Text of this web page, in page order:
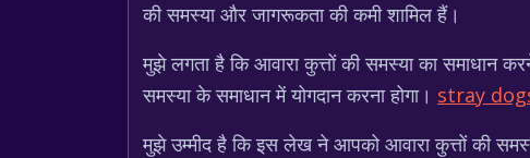
की समस्या और जागरूकता की कमी शामिल हैं।
मुझे लगता है कि आवारा कुत्तों की समस्या का समाधान
समस्या के समाधान में योगदान करना होगा। stray
मुझे उम्मीद है कि इस लेख ने आपको आवारा कुत्तों की